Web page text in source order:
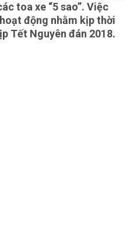
toa xe “5 sao”. Việc
động nhằm kịp thời
Tết Nguyên đán 2018.